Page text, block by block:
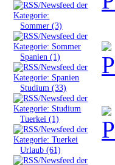
Sommer (3)
Spanien (1)
Studium (33)
»Tuerkei (1)
»Urlaub (61)